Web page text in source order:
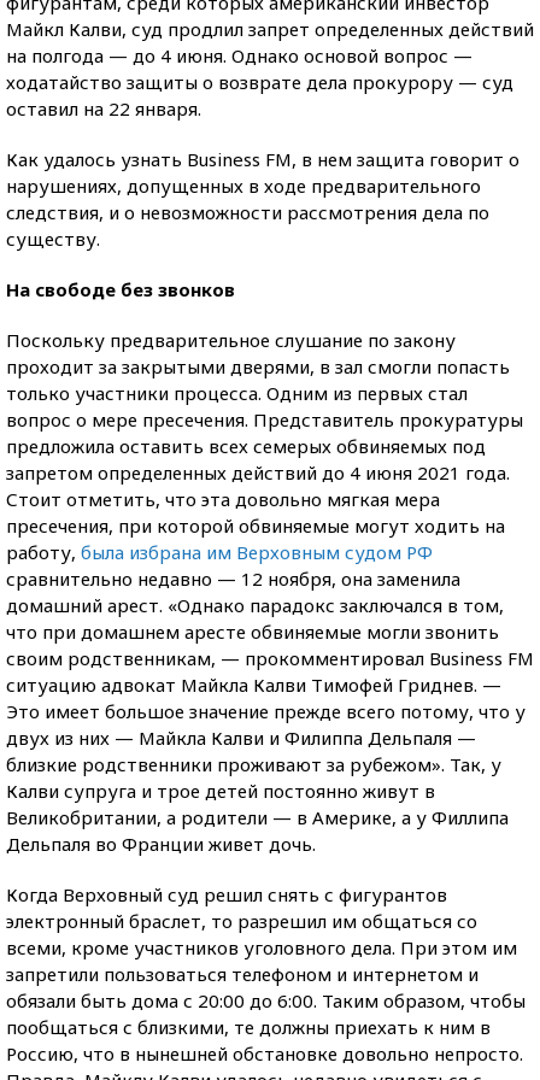
Майкл Калви, суд продлил запрет определенных действий
на полгода — до 4 июня. Однако основой вопрос —
ходатайство защиты о возврате дела прокурору — суд
оставил на 22 января.
Как удалось узнать Business FM, в нем защита говорит о
нарушениях, допущенных в ходе предварительного
следствия, и о невозможности рассмотрения дела по
существу.
На свободе без звонков
Поскольку предварительное слушание по закону
проходит за закрытыми дверями, в зал смогли попасть
только участники процесса. Одним из первых стал
вопрос о мере пресечения. Представитель прокуратуры
предложила оставить всех семерых обвиняемых под
запретом определенных действий до 4 июня 2021 года.
Стоит отметить, что эта довольно мягкая мера
пресечения, при которой обвиняемые могут ходить на
работу, была избрана им Верховным судом РФ
сравнительно недавно — 12 ноября, она заменила
домашний арест. «Однако парадокс заключался в том,
что при домашнем аресте обвиняемые могли звонить
своим родственникам, — прокомментировал Business FM
ситуацию адвокат Майкла Калви Тимофей Гриднев. —
Это имеет большое значение прежде всего потому, что у
двух из них — Майкла Калви и Филиппа Дельпаля —
близкие родственники проживают за рубежом». Так, у
Калви супруга и трое детей постоянно живут в
Великобритании, а родители — в Америке, а у Филлипа
Дельпаля во Франции живет дочь.
Когда Верховный суд решил снять с фигурантов
электронный браслет, то разрешил им общаться со
всеми, кроме участников уголовного дела. При этом им
запретили пользоваться телефоном и интернетом и
обязали быть дома с 20:00 до 6:00. Таким образом, чтобы
пообщаться с близкими, те должны приехать к ним в
Россию, что в нынешней обстановке довольно непросто.